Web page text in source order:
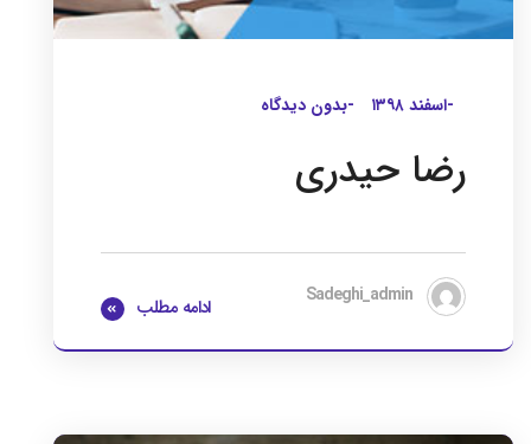
-اسفند ۱۳۹۸ -بدون دیدگاه
رضا حیدری
Sadeghi_admin ادامه مطلب